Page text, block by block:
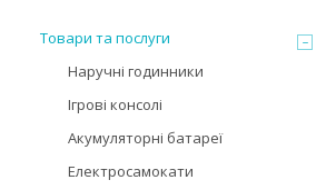
Товари та послуги
Наручні годинники
Ігрові консолі
Акумуляторні батареї
Електросамокати